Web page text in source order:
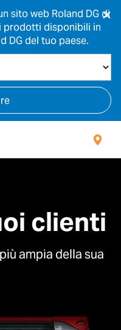
sito web Roland DG di
prodotti disponibili in
DG del tuo paese.
×
clienti
ampia della sua